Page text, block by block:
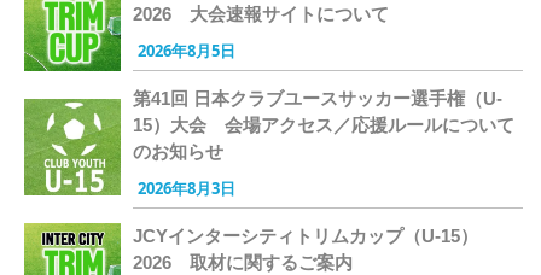
2026 大会速報サイトについて
2026年8月5日
第41回 日本クラブユースサッカー選手権（U-
15）大会 会場アクセス／応援ルールについて
のお知らせ
2026年8月3日
JCYインターシティトリムカップ（U-15）
2026 取材に関するご案内